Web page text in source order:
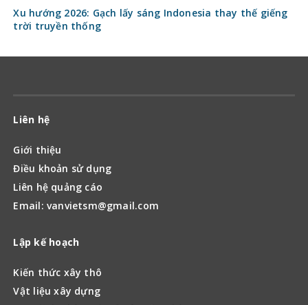
Xu hướng 2026: Gạch lấy sáng Indonesia thay thế giếng
trời truyền thống
Liên hệ
Giới thiệu
Điều khoản sử dụng
Liên hệ quảng cáo
Email: vanvietsm@gmail.com
Lập kế hoạch
Kiến thức xây thô
Vật liệu xây dựng